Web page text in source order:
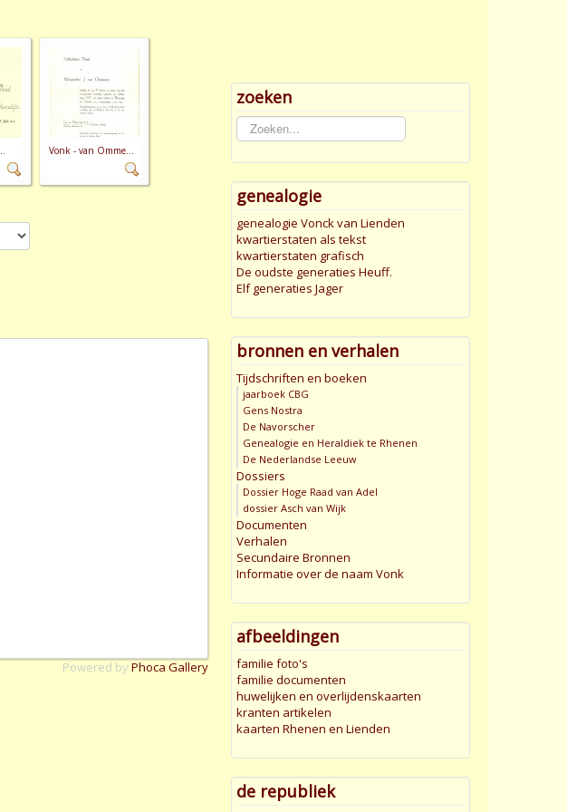
Vonk - van Omme...
Powered byPhoca Gallery
zoeken
Zoeken...
genealogie
genealogie Vonck van Lienden
kwartierstaten als tekst
kwartierstaten grafisch
De oudste generaties Heuff.
Elf generaties Jager
bronnen en verhalen
Tijdschriften en boeken
jaarboek CBG
Gens Nostra
De Navorscher
Genealogie en Heraldiek te Rhenen
De Nederlandse Leeuw
Dossiers
Dossier Hoge Raad van Adel
dossier Asch van Wijk
Documenten
Verhalen
Secundaire Bronnen
Informatie over de naam Vonk
afbeeldingen
familie foto's
familie documenten
huwelijken en overlijdenskaarten
kranten artikelen
kaarten Rhenen en Lienden
de republiek